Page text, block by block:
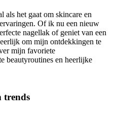
als het gaat om skincare en
Of ik nu een nieuw
nagellak of geniet van een
om mijn ontdekkingen te
mijn favoriete
beautyroutines en heerlijke
trends